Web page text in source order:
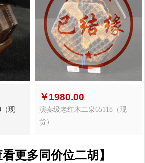
现
￥1980.00
演奏级老红木二泉65118（现
货）
看更多同价位二胡】